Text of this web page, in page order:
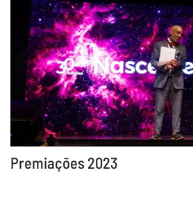
VEJA MAIS
Premiações 2023